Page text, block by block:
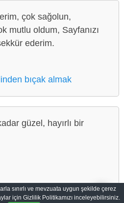
çok sağolun,
mutlu oldum, Sayfanızı
ederim.
bıçak almak
güzel, hayırlı bir
sınırlı ve mevzuata uygun şekilde çerez
için Gizlilik Politikamızı inceleyebilirsiniz.